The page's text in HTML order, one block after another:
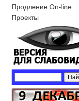
Продление On-line
Проекты